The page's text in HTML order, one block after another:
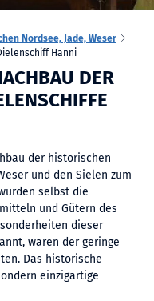
Nordsee, Jade, Weser
Hanni
DER
der historischen
und den Sielen zum
selbst die
und Gütern des
dieser
waren der geringe
Das historische
einzigartige